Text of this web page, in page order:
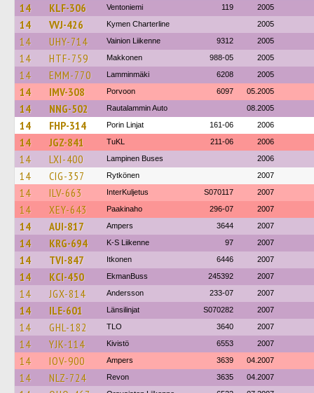
14 KLF-306 Ventoniemi 119 2005
14 VVJ-426 Kymen Charterline 2005
14 UHY-714 Vainion Liikenne 9312 2005
14 HTF-759 Makkonen 988-05 2005
14 EMM-770 Lamminmäki 6208 2005
14 IMV-308 Porvoon 6097 05.2005
14 NNG-502 Rautalammin Auto 08.2005
14 FHP-314 Porin Linjat 161-06 2006
14 JGZ-841 TuKL 211-06 2006
14 LXI-400 Lampinen Buses 2006
14 CIG-357 Rytkönen 2007
14 ILV-663 InterKuljetus S070117 2007
14 XEY-643 Paakinaho 296-07 2007
14 AUI-817 Ampers 3644 2007
14 KRG-694 K-S Liikenne 97 2007
14 TVI-847 Itkonen 6446 2007
14 KCI-450 EkmanBuss 245392 2007
14 JGX-814 Andersson 233-07 2007
14 ILE-601 Länsilinjat S070282 2007
14 GHL-182 TLO 3640 2007
14 YJK-114 Kivistö 6553 2007
14 IOV-900 Ampers 3639 04.2007
14 NLZ-724 Revon 3635 04.2007